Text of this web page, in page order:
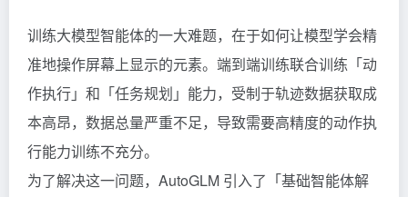
训练大模型智能体的一大难题，在于如何让模型学会精
准地操作屏幕上显示的元素。端到端训练联合训练「动
作执行」和「任务规划」能力，受制于轨迹数据获取成
本高昂，数据总量严重不足，导致需要高精度的动作执
行能力训练不充分。
为了解决这一问题，AutoGLM 引入了「基础智能体解